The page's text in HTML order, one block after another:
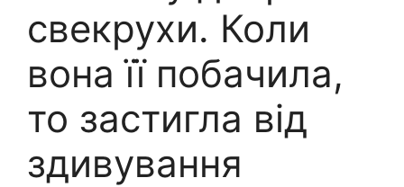
свекрухи. Коли
вона її побачила,
то застигла від
здивування